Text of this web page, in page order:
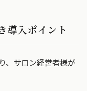
導入ポイント
、サロン経営者様が